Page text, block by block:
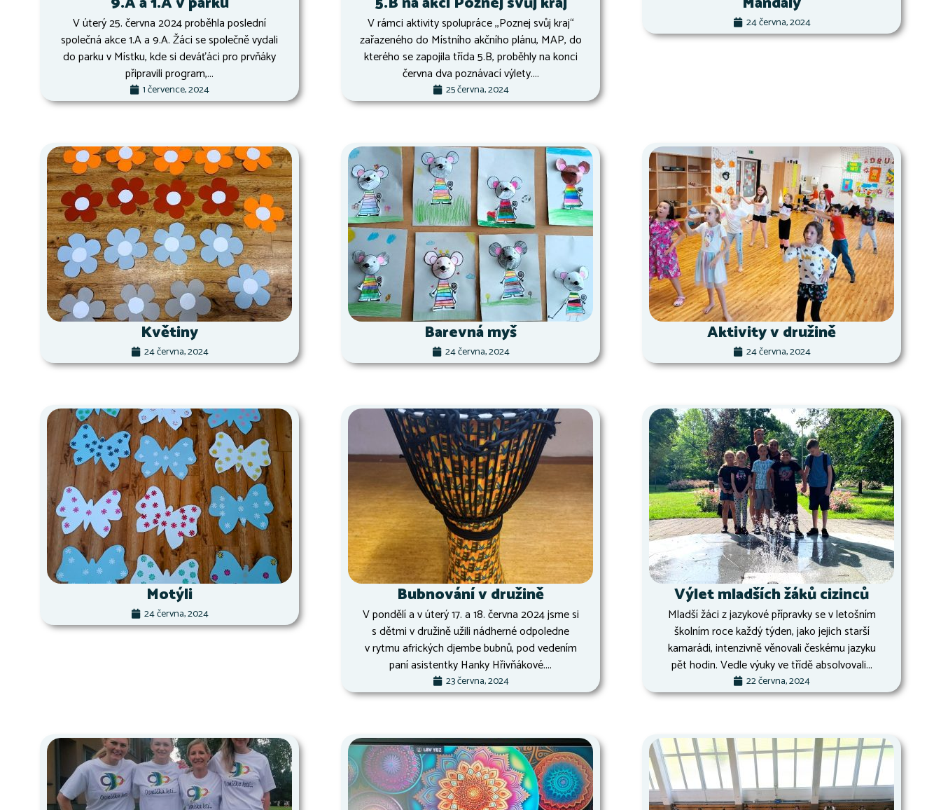
V úterý 25. června 2024 proběhla poslední
společná akce 1.A a 9.A. Žáci se společně vydali
do parku v Místku, kde si deváťáci pro prvňáky
připravili program,...
1 července, 2024
V rámci aktivity spolupráce ,,Poznej svůj kraj“
zařazeného do Místního akčního plánu, MAP, do
kterého se zapojila třída 5.B, proběhly na konci
června dva poznávací výlety....
25 června, 2024
24 června, 2024
Květiny
24 června, 2024
Barevná myš
24 června, 2024
Aktivity v družině
24 června, 2024
Motýli
24 června, 2024
Bubnování v družině
V pondělí a v úterý 17. a 18. června 2024 jsme si
s dětmi v družině užili nádherné odpoledne
v rytmu afrických djembe bubnů, pod vedením
paní asistentky Hanky Hřivňákové....
23 června, 2024
Výlet mladších žáků cizinců
Mladší žáci z jazykové přípravky se v letošním
školním roce každý týden, jako jejich starší
kamarádi, intenzivně věnovali českému jazyku
pět hodin. Vedle výuky ve třídě absolvovali...
22 června, 2024